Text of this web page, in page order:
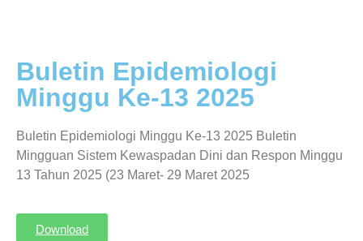
Buletin Epidemiologi
Minggu Ke-13 2025
Buletin Epidemiologi Minggu Ke-13 2025 Buletin
Mingguan Sistem Kewaspadan Dini dan Respon Minggu
13 Tahun 2025 (23 Maret- 29 Maret 2025
Download